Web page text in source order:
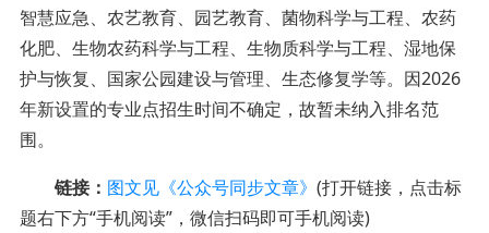
智慧应急、农艺教育、园艺教育、菌物科学与工程、农药
化肥、生物农药科学与工程、生物质科学与工程、湿地保
护与恢复、国家公园建设与管理、生态修复学等。因2026
年新设置的专业点招生时间不确定，故暂未纳入排名范
围。
链接： 图文见《公众号同步文章》 (打开链接，点击标
题右下方“手机阅读”，微信扫码即可手机阅读)